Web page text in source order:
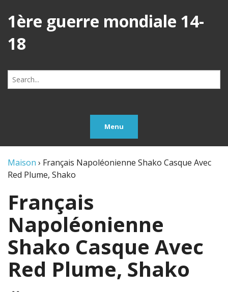
1ère guerre mondiale 14-
18
Search
for:
Menu
Maison › Français Napoléonienne Shako Casque Avec
Red Plume, Shako
Français
Napoléonienne
Shako Casque Avec
Red Plume, Shako